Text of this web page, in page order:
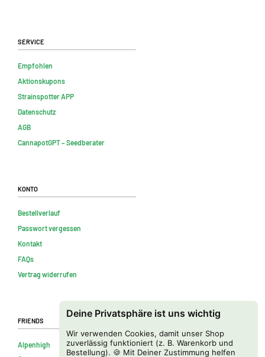
Deine Privatsphäre ist uns wichtig
Wir verwenden Cookies, damit unser Shop
zuverlässig funktioniert (z. B. Warenkorb und
Bestellung). 🍪 Mit Deiner Zustimmung helfen
Service
Empfohlen
Aktionskupons
Strainspotter APP
Datenschutz
AGB
CannapotGPT – Seedberater
Konto
Bestellverlauf
Passwort vergessen
Kontakt
FAQs
Vertrag widerrufen
Friends
Alpenhigh